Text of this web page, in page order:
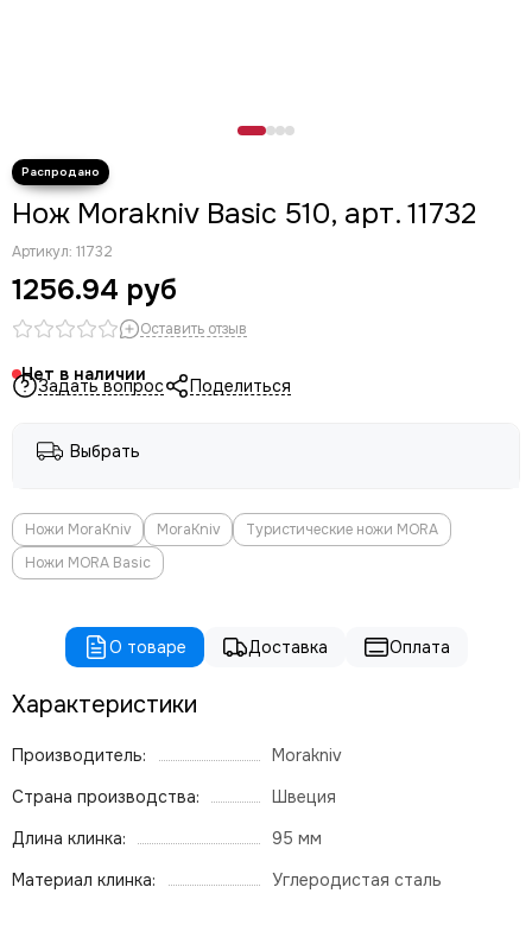
Нож Morakniv Basic 510, арт. 11732
Артикул: 11732
1256.94 руб
Оставить отзыв
Нет в наличии
Задать вопрос Поделиться
Выбрать
Ножи MoraKniv MoraKniv
Туристические ножи MORA
Ножи MORA Basic
О товаре Доставка Оплата
Характеристики
Производитель:
Morakniv
Страна производства:
Швеция
Длина клинка:
95 мм
Материал клинка:
Углеродистая сталь